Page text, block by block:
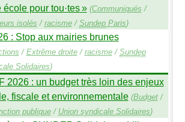
école pour tou·tes» (Communiqués /
isolés / racisme/ SundepParis)
: Stop aux mairies brunes
/ Extrême droite/ racisme/ Sundep
Solidaires)
2026 : un budget très loin des enjeux
fiscale et environnementale (Budget/
publique/ Union syndicale Solidaires)